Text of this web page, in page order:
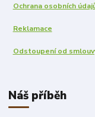
Ochrana osobních
Reklamace
Odstoupení od
Náš příběh